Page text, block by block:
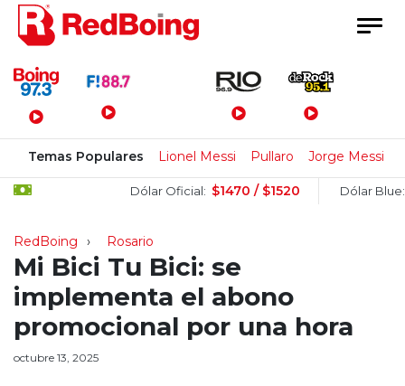
Menú Principal
Temas Populares Lionel Messi Pullaro Jorge Messi
Dólar Oficial: $1470 / $1520 Dólar Blue:
RedBoing Rosario
Mi Bici Tu Bici: se
implementa el abono
promocional por una hora
octubre 13, 2025